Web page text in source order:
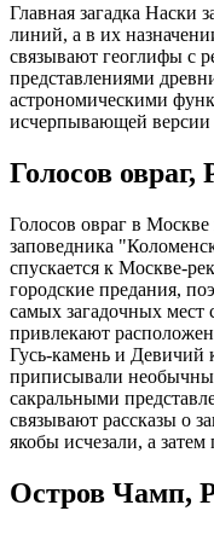
Главная загадка Наски
линий, а в их
связывают геоглифы с
представлениями
астрономическими
исчерпывающей версии
Голосов овраг,
Голосов овраг в Москве
заповедника
спускается к Москве-
городские предания,
самых загадочных
привлекают
Гусь-камень и Девичий
приписывали
сакральными
связывают рассказы о
якобы исчезали, а
Остров Чамп,